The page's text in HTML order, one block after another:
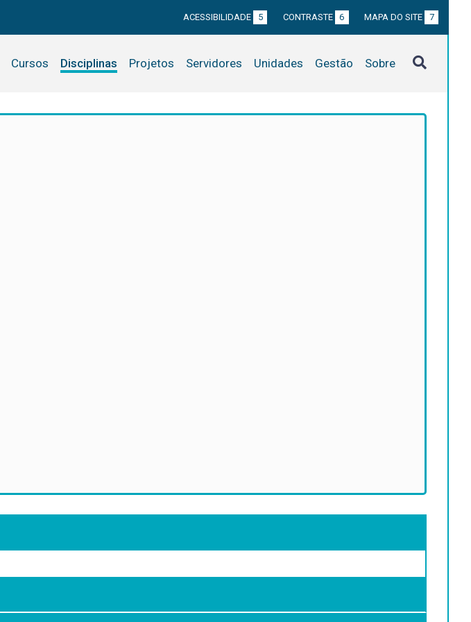
ACESSIBILIDADE 5 CONTRASTE 6 MAPA DO SITE 7
Cursos Disciplinas Projetos Servidores Unidades Gestão Sobre